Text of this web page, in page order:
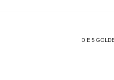
DIE 5